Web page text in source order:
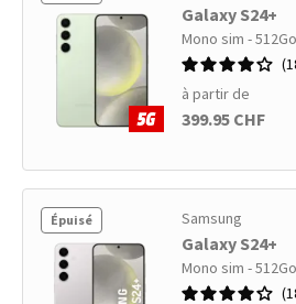
Galaxy S24+
Mono sim -
à partir de
399.95 CHF
Épuisé Samsung
Galaxy S24+
Mono sim -